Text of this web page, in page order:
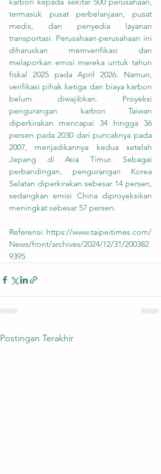
termasuk pusat perbelanjaan, pusat
medis, dan penyedia layanan
transportasi. Perusahaan-perusahaan ini
diharuskan memverifikasi dan
melaporkan emisi mereka untuk tahun
fiskal 2025 pada April 2026. Namun,
verifikasi pihak ketiga dan biaya karbon
belum diwajibkan. Proyeksi
pengurangan karbon Taiwan
diperkirakan mencapai 34 hingga 36
persen pada 2030 dari puncaknya pada
2007, menjadikannya kedua setelah
Jepang di Asia Timur. Sebagai
perbandingan, pengurangan Korea
Selatan diperkirakan sebesar 14 persen,
sedangkan emisi China diproyeksikan
meningkat sebesar 57 persen.
Referensi: https://www.taipeitimes.com/
News/front/archives/2024/12/31/200382
9395
Postingan Terakhir